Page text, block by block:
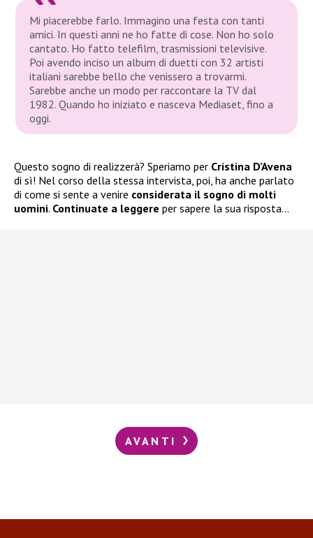
Mi piacerebbe farlo. Immagino una festa con tanti
amici. In questi anni ne ho fatte di cose. Non ho solo
cantato. Ho fatto telefilm, trasmissioni televisive.
Poi avendo inciso un album di duetti con 32 artisti
italiani sarebbe bello che venissero a trovarmi.
Sarebbe anche un modo per raccontare la TV dal
1982. Quando ho iniziato e nasceva Mediaset, fino a
oggi.
Questo sogno di realizzerà? Speriamo per Cristina D’Avena
di sì! Nel corso della stessa intervista, poi, ha anche parlato
di come si sente a venire considerata il sogno di molti
uomini. Continuate a leggere per sapere la sua risposta…
AVANTI